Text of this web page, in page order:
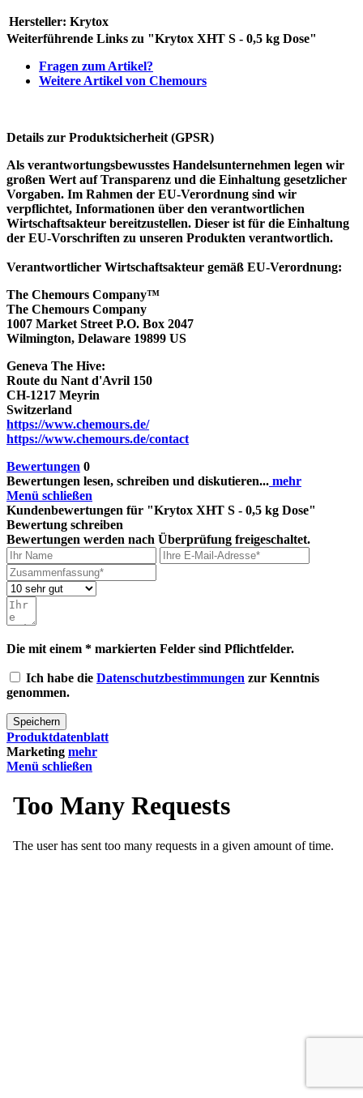
Hersteller: Krytox
Weiterführende Links zu "Krytox XHT S - 0,5 kg Dose"
Fragen zum Artikel?
Weitere Artikel von Chemours
Details zur Produktsicherheit (GPSR)
Als verantwortungsbewusstes Handelsunternehmen legen wir
großen Wert auf Transparenz und die Einhaltung gesetzlicher
Vorgaben. Im Rahmen der EU-Verordnung sind wir
verpflichtet, Informationen über den verantwortlichen
Wirtschaftsakteur bereitzustellen. Dieser ist für die Einhaltung
der EU-Vorschriften zu unseren Produkten verantwortlich.
Verantwortlicher Wirtschaftsakteur gemäß EU-Verordnung:
The Chemours Company™
The Chemours Company
1007 Market Street P.O. Box 2047
Wilmington, Delaware 19899 US
Geneva The Hive:
Route du Nant d'Avril 150
CH-1217 Meyrin
Switzerland
https://www.chemours.de/
https://www.chemours.de/contact
Bewertungen 0
Bewertungen lesen, schreiben und diskutieren... mehr
Menü schließen
Kundenbewertungen für "Krytox XHT S - 0,5 kg Dose"
Bewertung schreiben
Bewertungen werden nach Überprüfung freigeschaltet.
Die mit einem * markierten Felder sind Pflichtfelder.
Ich habe die Datenschutzbestimmungen zur Kenntnis
genommen.
Speichern
Produktdatenblatt
Marketing mehr
Menü schließen